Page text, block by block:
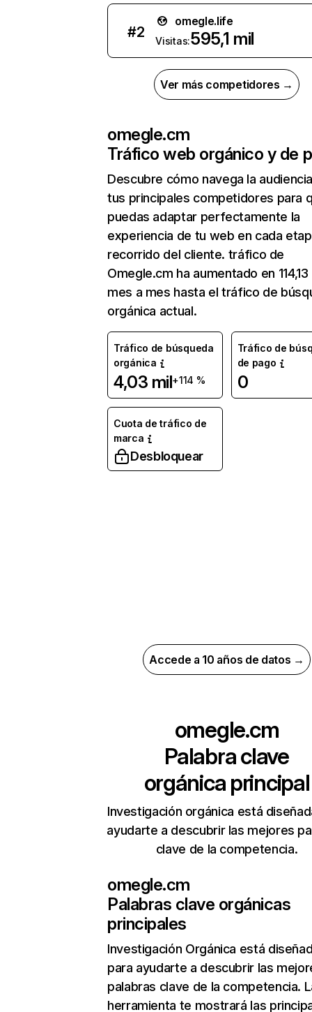
#2
omegle.life
Visitas:595,1 mil
Ver más competidores →
omegle.cm
Tráfico web orgánico y de
Descubre cómo navega la
tus principales competidores para
puedas adaptar perfectamente la
experiencia de tu web en cada
recorrido del cliente. tráfico de
Omegle.cm ha aumentado en
mes a mes hasta el tráfico de
orgánica actual.
Tráfico de búsqueda
orgánica
4,03 mil+114 %
Tráfico de
de pago
0
Cuota de tráfico de
marca
Desbloquear
Accede a 10 años de datos →
omegle.cm
Palabra clave
orgánica principal
Investigación orgánica está
ayudarte a descubrir las mejores
clave de la competencia.
omegle.cm
Palabras clave orgánicas
principales
Investigación Orgánica está
para ayudarte a descubrir las
palabras clave de la competencia.
herramienta te mostrará las